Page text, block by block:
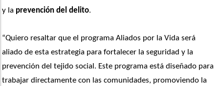
y la prevención del delito.
“Quiero resaltar que el programa Aliados por la Vida será
aliado de esta estrategia para fortalecer la seguridad y la
prevención del tejido social. Este programa está diseñado para
trabajar directamente con las comunidades, promoviendo la